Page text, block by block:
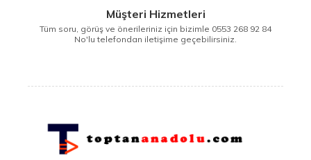
Müşteri Hizmetleri
Tüm soru, görüş ve önerileriniz için bizimle 0553 268 92 84
No'lu telefondan iletişime geçebilirsiniz.